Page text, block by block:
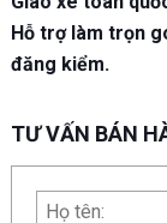
Hỗ trợ làm trọn
đăng kiểm.
TƯ VẤN BÁN